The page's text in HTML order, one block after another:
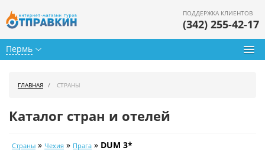
Пермь
ПОДДЕРЖКА КЛИЕНТОВ
(342) 255-42-17
Календарь туров
ГЛАВНАЯ СТРАНЫ
Каталог стран и отелей
Страны » Чехия » Прага » DUM 3*